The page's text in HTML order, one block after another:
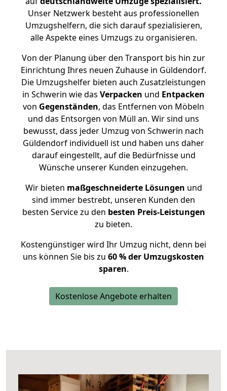
Unser Netzwerk besteht aus professionellen
Umzugshelfern, die sich darauf spezialisieren,
alle Aspekte eines Umzugs zu organisieren.
Von der Planung über den Transport bis hin zur
Einrichtung Ihres neuen Zuhause in Güldendorf.
Die Umzugshelfer bieten auch Zusatzleistungen
in Schwerin wie das Verpacken und Entpacken
von Gegenständen, das Entfernen von Möbeln
und das Entsorgen von Müll an. Wir sind uns
bewusst, dass jeder Umzug von Schwerin nach
Güldendorf individuell ist und haben uns daher
darauf eingestellt, auf die Bedürfnisse und
Wünsche unserer Kunden einzugehen.
Wir bieten maßgeschneiderte Lösungen und
sind immer bestrebt, unseren Kunden den
besten Service zu den besten Preis-Leistungen
zu bieten.
Kostengünstiger wird Ihr Umzug nicht, denn bei
uns können Sie bis zu 60 % der Umzugskosten
sparen.
Kostenlose Angebote erhalten